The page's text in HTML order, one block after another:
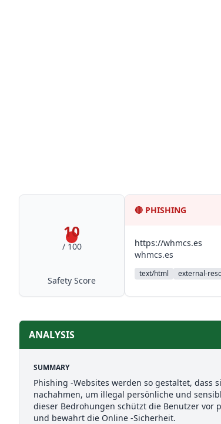
10
/ 100
Safety Score
🔴 PHISHING
https://whmcs.es
whmcs.es
text/html external-
ANALYSIS
SUMMARY
Phishing -Websites werden so gestaltet, dass
nachahmen, um illegal persönliche und
dieser Bedrohungen schützt die Benutzer
und bewahrt die Online -Sicherheit.